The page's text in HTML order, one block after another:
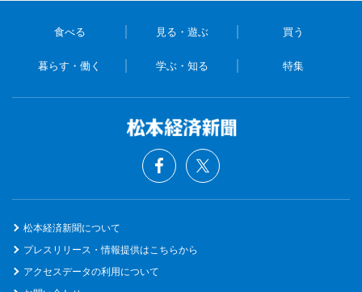
食べる 見る・遊ぶ 買う
暮らす・働く 学ぶ・知る 特集
松本経済新聞について
プレスリリース・情報提供はこちらから
アクセスデータの利用について